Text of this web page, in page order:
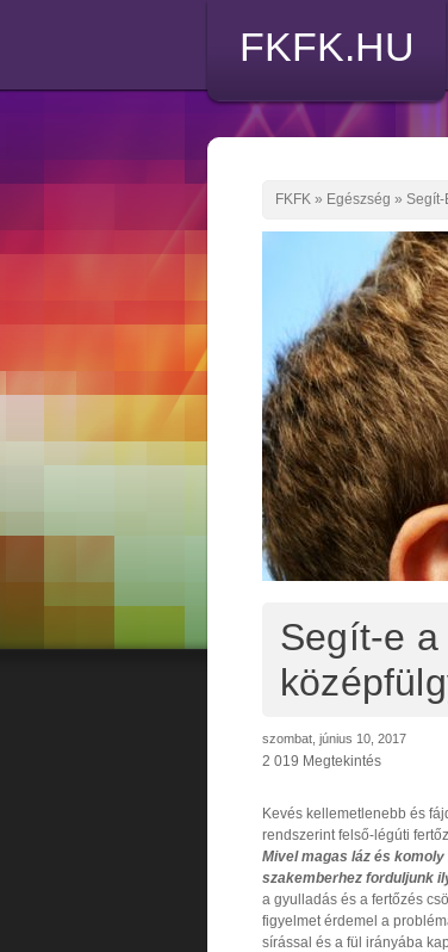
FKFK.HU
FKFK » Egészség » Segít-
Segít-e
szombat, június 10, 2017
2 019 Megtekintés
Kevés kellemetlenebb és
rendszerint felső-légúti
Mivel magas láz és
szakemberhez forduljunk
a gyulladás és a fertőzés
figyelmet érdemel a
sírással és a fül irányába